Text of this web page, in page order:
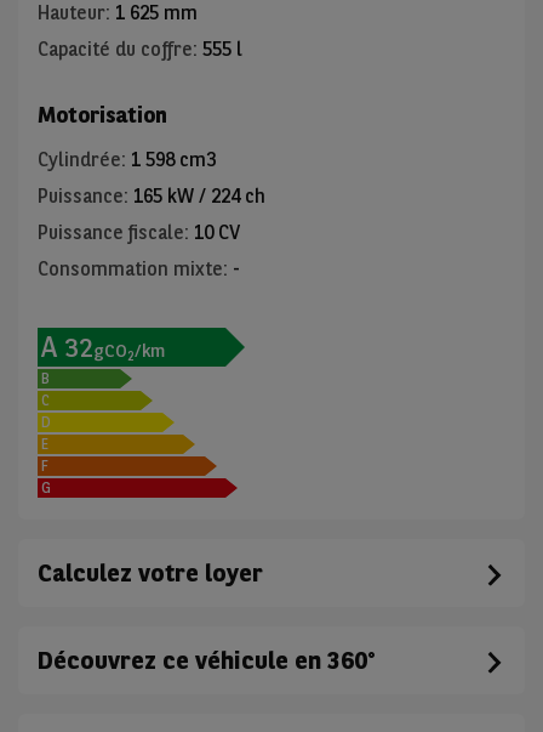
Hauteur: 1 625 mm
Capacité du coffre: 555 l
Motorisation
Cylindrée: 1 598 cm3
Puissance: 165 kW / 224 ch
Puissance fiscale: 10 CV
Consommation mixte: -
A 32gCO2/km
B
C
D
E
F
G
Calculez votre loyer
Découvrez ce véhicule en 360°